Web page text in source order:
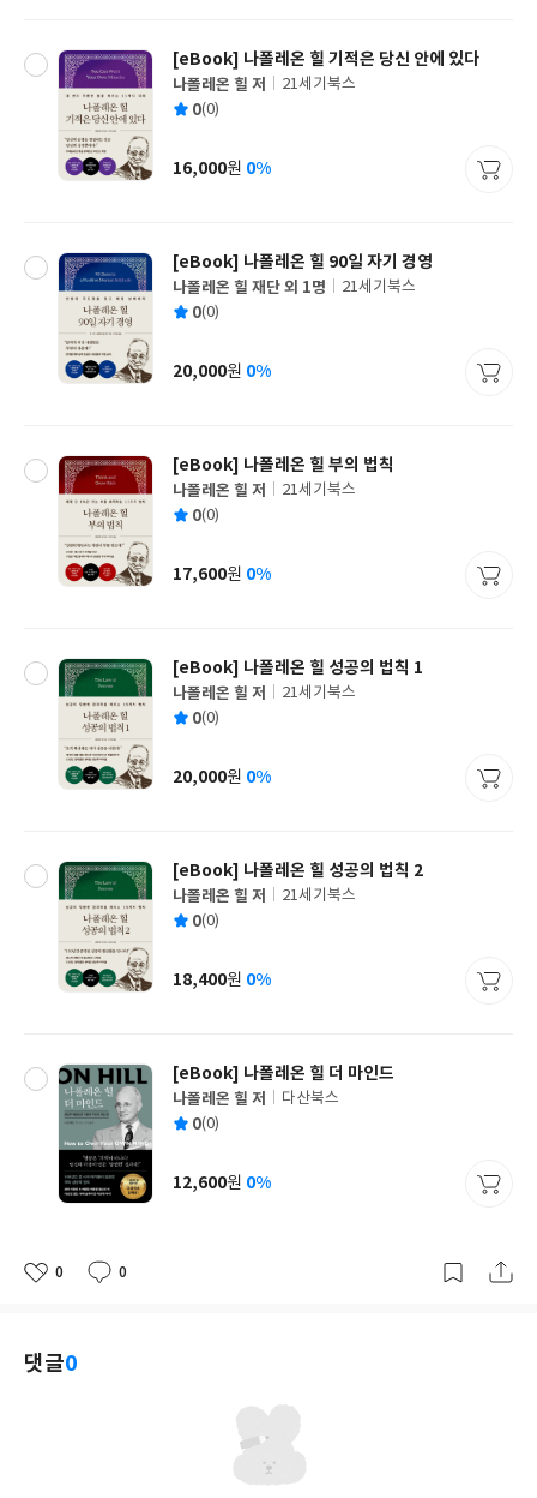
[eBook] 나폴레온 힐 기적은 당신 안에 있다
글
쓴
나폴레온 힐 저
출
사
21세기북스
평 0(0)
가
16,000원 0%
[eBook] 나폴레온 힐 90일 자기 경영
글
쓴
나폴레온 힐 재단 외 1명
출
사
21세기북스
평 0(0)
가
20,000원 0%
[eBook] 나폴레온 힐 부의 법칙
글
쓴
나폴레온 힐 저
출
사
21세기북스
평 0(0)
가
17,600원 0%
[eBook] 나폴레온 힐 성공의 법칙 1
글
쓴
나폴레온 힐 저
출
사
21세기북스
평 0(0)
가
20,000원 0%
[eBook] 나폴레온 힐 성공의 법칙 2
글
쓴
나폴레온 힐 저
출
사
21세기북스
평 0(0)
가
18,400원 0%
[eBook] 나폴레온 힐 더 마인드
글
쓴
나폴레온 힐 저
출
사
다산북스
평 0(0)
가
12,600원 0%
좋
0
댓
0
작
댓글0